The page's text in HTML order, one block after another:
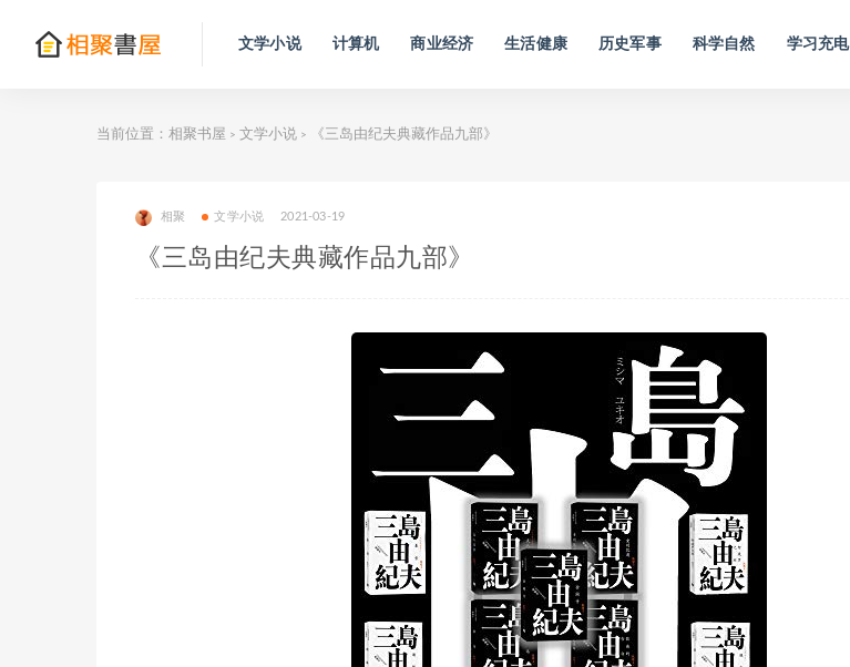
文学小说 计算机 商业经济 生活健康 历史军事 科学自然 学习充电
当前位置： 相聚书屋 > 文学小说 > 《三岛由纪夫典藏作品九部》
相聚 文学小说 2021-03-19
《三岛由纪夫典藏作品九部》